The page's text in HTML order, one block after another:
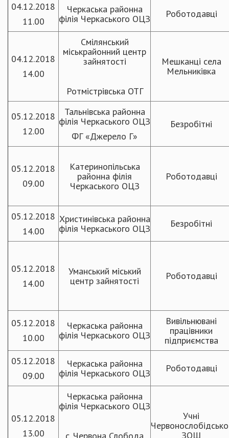
04.12.2018
11.00
Черкаська районна
філія Черкаського ОЦЗ
Роботодавці
04.12.2018
14.00
Смілянський
міськрайонний центр
зайнятості
Ротмістрівська ОТГ
Мешканці села
Мельниківка
05.12.2018
12.00
Тальнівська районна
філія Черкаського ОЦЗ
ФГ «Джерело Г»
Безробітні
05.12.2018
09.00
Катеринопільська
районна філія
Черкаського ОЦЗ
Роботодавці
05.12.2018
14.00
Христинівська районна
філія Черкаського ОЦЗ
Безробітні
05.12.2018
14.00
Уманський міський
центр зайнятості
Роботодавці
05.12.2018
10.00
Черкаська районна
філія Черкаського ОЦЗ
Вивільнювані
працівники
підприємства
05.12.2018
09.00
Черкаська районна
філія Черкаського ОЦЗ
Роботодавці
05.12.2018
13.00
Черкаська районна
філія Черкаського ОЦЗ
Учні
ЗОШ